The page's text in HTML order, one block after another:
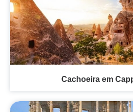
Cachoeira em